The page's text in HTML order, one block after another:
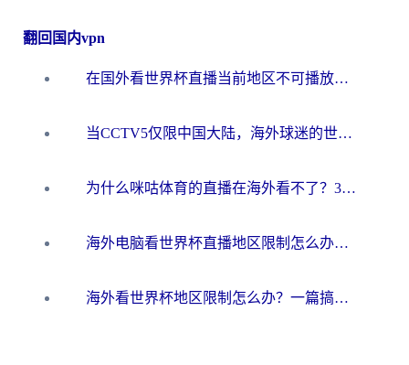
翻回国内vpn
在国外看世界杯直播当前地区不可播放？海外党必看的回国加速全攻略
当CCTV5仅限中国大陆，海外球迷的世界杯狂欢如何继续？
为什么咪咕体育的直播在海外看不了？3步解决海外看世界杯+抖音地区限制难题
海外电脑看世界杯直播地区限制怎么办？你需要一个聪明的加速器
海外看世界杯地区限制怎么办？一篇搞定咪咕视频播放+国内资源无缝访问指南